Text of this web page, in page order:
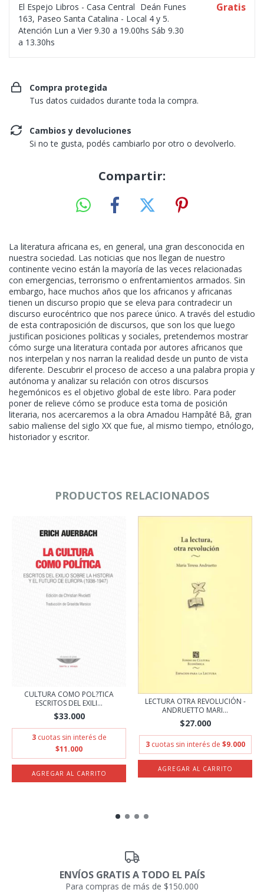
El Espejo Libros - Casa Central Deán Funes
163, Paseo Santa Catalina - Local 4 y 5.
Atención Lun a Vier 9.30 a 19.00hs Sáb 9.30
a 13.30hs
Gratis
Compra protegida
Tus datos cuidados durante toda la compra.
Cambios y devoluciones
Si no te gusta, podés cambiarlo por otro o devolverlo.
Compartir:
La literatura africana es, en general, una gran desconocida en
nuestra sociedad. Las noticias que nos llegan de nuestro
continente vecino están la mayoría de las veces relacionadas
con emergencias, terrorismo o enfrentamientos armados. Sin
embargo, hace muchos años que los africanos y africanas
tienen un discurso propio que se eleva para contradecir un
discurso eurocéntrico que nos parece único. A través del estudio
de esta contraposición de discursos, que son los que luego
justifican posiciones políticas y sociales, pretendemos mostrar
cómo surge una literatura contada por autores africanos que
nos interpelan y nos narran la realidad desde un punto de vista
diferente. Descubrir el proceso de acceso a una palabra propia y
autónoma y analizar su relación con otros discursos
hegemónicos es el objetivo global de este libro. Para poder
poner de relieve cómo se produce esta toma de posición
literaria, nos acercaremos a la obra Amadou Hampâté Bâ, gran
sabio maliense del siglo XX que fue, al mismo tiempo, etnólogo,
historiador y escritor.
PRODUCTOS RELACIONADOS
CULTURA COMO POL?TICA
ESCRITOS DEL EXILI...
$33.000
3 cuotas sin interés de
$11.000
LECTURA OTRA REVOLUCIÓN -
ANDRUETTO MARI...
$27.000
3 cuotas sin interés de $9.000
ENVÍOS GRATIS A TODO EL PAÍS
Para compras de más de $150.000